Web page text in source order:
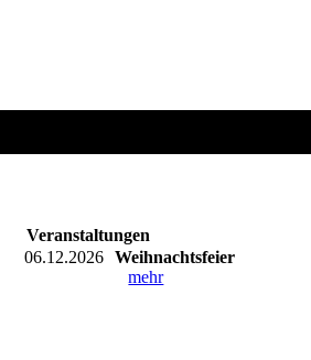
Veranstaltungen
06.12.2026
Weihnachtsfeier
mehr